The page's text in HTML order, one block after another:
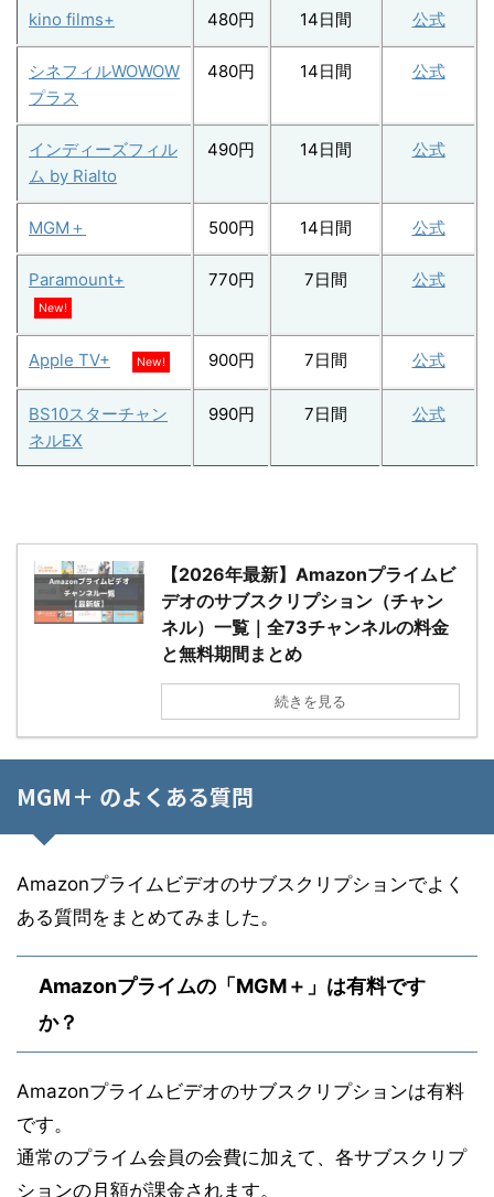
kino films+ 480円 14日間 公式
シネフィルWOWOW
プラス
480円 14日間 公式
インディーズフィル
ム by Rialto
490円 14日間 公式
MGM＋ 500円 14日間 公式
Paramount+
New!
770円 7日間 公式
Apple TV+ New! 900円 7日間 公式
BS10スターチャン
ネルEX
990円 7日間 公式
【2026年最新】Amazonプライムビ
デオのサブスクリプション（チャン
ネル）一覧｜全73チャンネルの料金
と無料期間まとめ
続きを見る
MGM＋ のよくある質問
Amazonプライムビデオのサブスクリプションでよく
ある質問をまとめてみました。
Amazonプライムの「MGM＋」は有料です
か？
Amazonプライムビデオのサブスクリプションは有料
です。
通常のプライム会員の会費に加えて、各サブスクリプ
ションの月額が課金されます。